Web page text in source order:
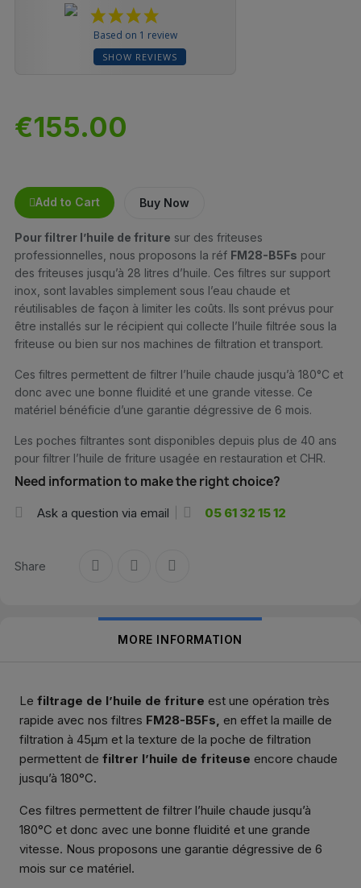
Based on 1 review
SHOW REVIEWS
€155.00
Add to Cart Buy Now
Pour filtrer l’huile de friture sur des friteuses
professionnelles, nous proposons la réf FM28-B5Fs pour
des friteuses jusqu’à 28 litres d’huile. Ces filtres sur support
inox, sont lavables simplement sous l’eau chaude et
réutilisables de façon à limiter les coûts. Ils sont prévus pour
être installés sur le récipient qui collecte l’huile filtrée sous la
friteuse ou bien sur nos machines de filtration et transport.
Ces filtres permettent de filtrer l’huile chaude jusqu’à 180°C et
donc avec une bonne fluidité et une grande vitesse. Ce
matériel bénéficie d’une garantie dégressive de 6 mois.
Les poches filtrantes sont disponibles depuis plus de 40 ans
pour filtrer l’huile de friture usagée en restauration et CHR.
Need information to make the right choice?
Ask a question via email 05 61 32 15 12
Share
MORE INFORMATION
Le filtrage de l’huile de friture est une opération très
rapide avec nos filtres FM28-B5Fs, en effet la maille de
filtration à 45µm et la texture de la poche de filtration
permettent de filtrer l’huile de friteuse encore chaude
jusqu’à 180°C.
Ces filtres permettent de filtrer l’huile chaude jusqu’à
180°C et donc avec une bonne fluidité et une grande
vitesse. Nous proposons une garantie dégressive de 6
mois sur ce matériel.